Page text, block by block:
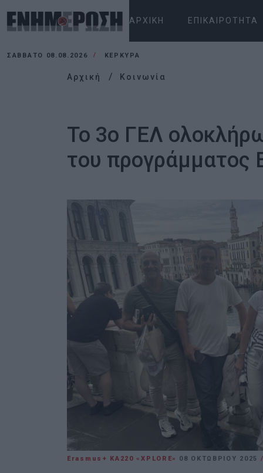
ΑΡΧΙΚΉ ΕΠΙΚΑΙΡΌΤΗΤΑ
ΣΆΒΒΑΤΟ 08.08.2026 ΚΕΡΚΥΡΑ
Αρχική Κοινωνία
Το 3ο ΓΕΛ
του προγράμματος
Erasmus+ KA220 «XPLORE» 08 ΟΚΤΩΒΡΊΟΥ 2025 /